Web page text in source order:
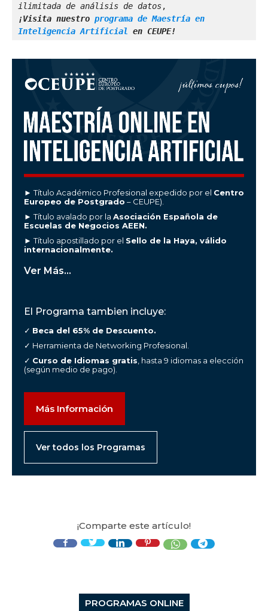
ilimitada de análisis de datos,
¡Visita nuestro programa de Maestría en
Inteligencia Artificial
en CEUPE!
► Título Académico Profesional expedido por el Centro
Europeo de Postgrado – CEUPE).
► Título avalado por la Asociación Española de
Escuelas de Negocios AEEN.
► Título apostillado por el Sello de la Haya, válido
internacionalmente.
Ver Más...
El Programa tambien incluye:
✓ Beca del 65% de Descuento.
✓ Herramienta de Networking Profesional.
✓ Curso de Idiomas gratis, hasta 9 idiomas a elección
(según medio de pago).
Más Información
Ver todos los Programas
¡Comparte este artículo!
PROGRAMAS ONLINE